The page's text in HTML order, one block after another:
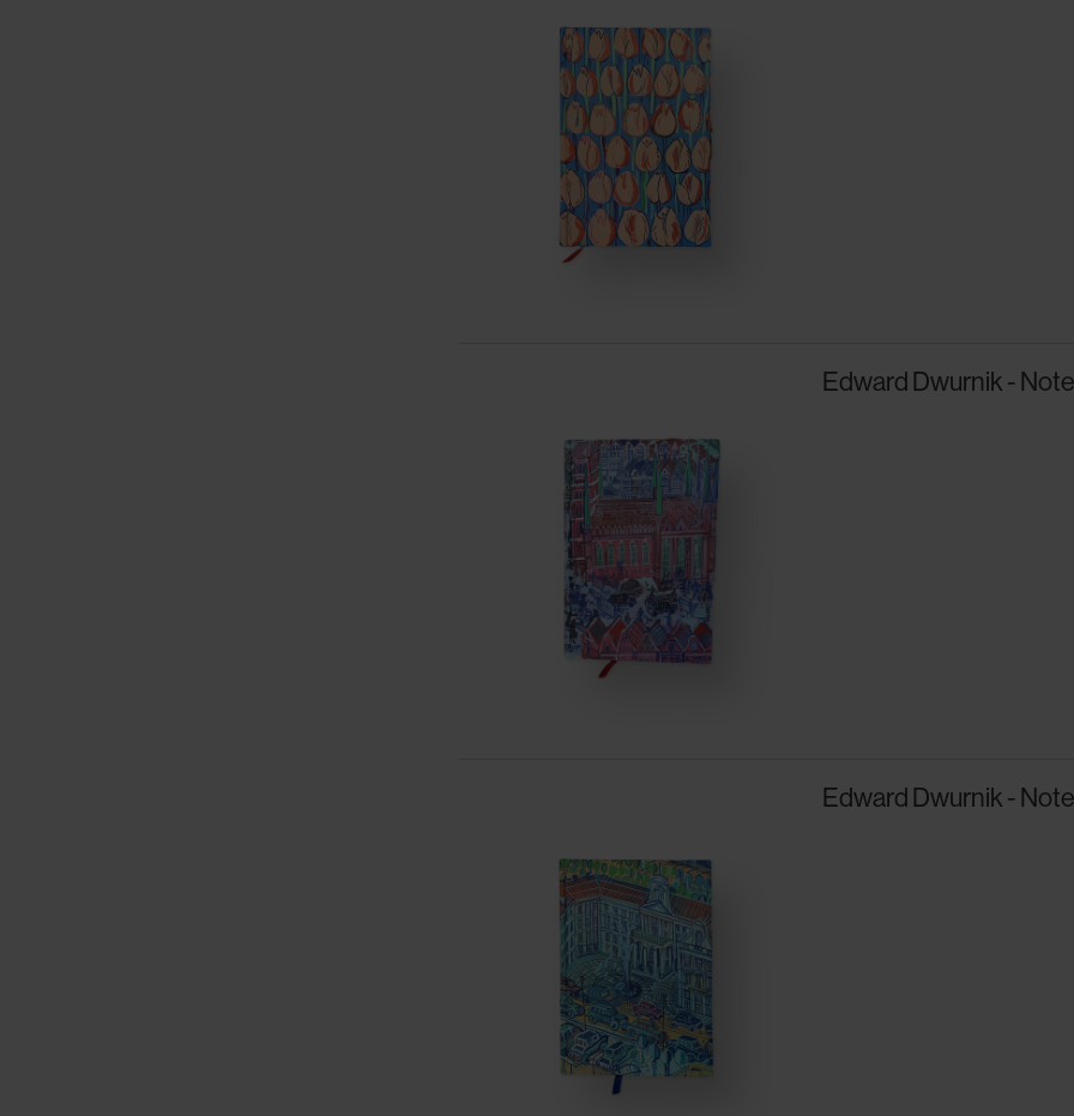
Edward Dwurnik -
Edward Dwurnik -